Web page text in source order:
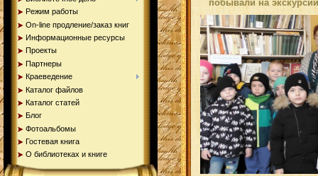
Режим работы
On-line продление/заказ книг
Информационные ресурсы
Проекты
Партнеры
Краеведение
Каталог файлов
Каталог статей
Блог
Фотоальбомы
Гостевая книга
О библиотеках и книге
побывали на